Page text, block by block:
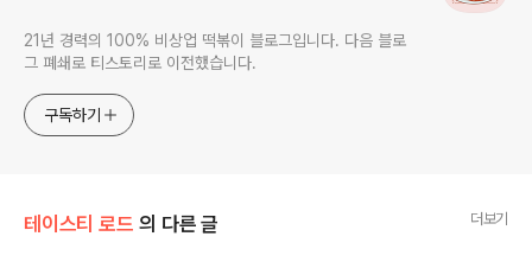
21년 경력의 100% 비상업 떡볶이 블로그입니다. 다음 블로
그 폐쇄로 티스토리로 이전했습니다.
구독하기
테이스티 로드 의 다른 글 더보기